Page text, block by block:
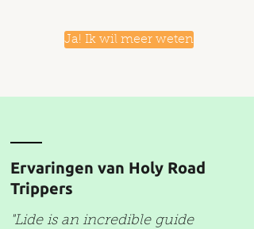
Ja! Ik wil meer weten
Ervaringen van Holy Road
Trippers
"Lide is an incredible guide